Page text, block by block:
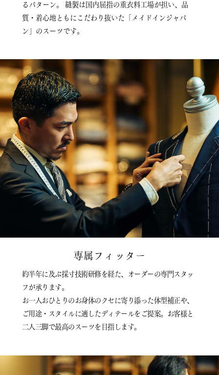
るパターン。
縫製は国内屈指の重衣料工場が担い、品
質・着心地ともにこだわり抜いた「メイドインジャパ
ン」のスーツです。
専属フィッター
約半年に及ぶ採寸技術研修を経た、オーダーの専門スタッ
フが承ります。
お一人おひとりのお身体のクセに寄り添った体型補正や、
ご用途・スタイルに適したディテールをご提案。 お客様と
二人三脚で最高のスーツを目指します。